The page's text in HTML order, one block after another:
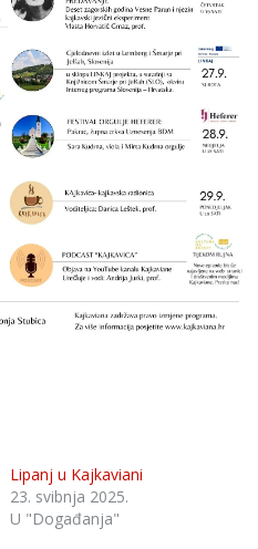
Lipanj u Kajkaviani
23. svibnja 2025.
U "Događanja"